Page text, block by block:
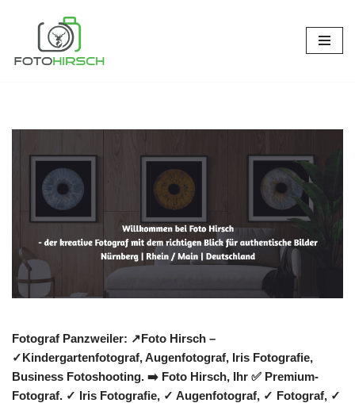
Inhalt
Fotograf Panzweiler: ↗️Foto Hirsch –
✓Kindergartenfotograf, Augenfotograf, Iris Fotografie,
Business Fotoshooting. ➡️ Foto Hirsch, Ihr ✅ Premium-
Fotograf. ✓ Iris Fotografie, ✓ Augenfotograf, ✓ Fotograf, ✓